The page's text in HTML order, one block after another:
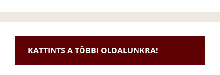
KATTINTS A TÖBBI OLDALUNKRA!